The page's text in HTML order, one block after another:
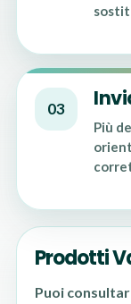
03
Più
Prodotti
Puoi